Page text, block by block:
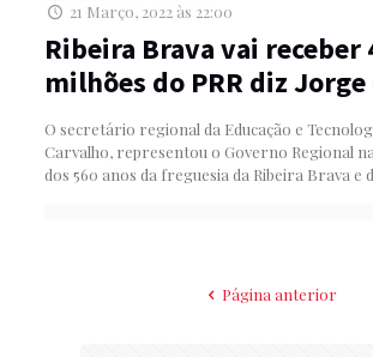
21 Março, 2022 às 22:00
Ribeira Brava vai receber
milhões do PRR diz
O secretário regional da Educação e
Carvalho, representou o Governo Regional
dos 560 anos da freguesia da Ribeira Brava e
Página anterior